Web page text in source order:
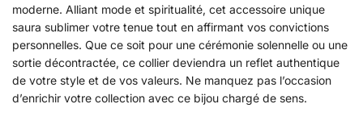
moderne. Alliant mode et spiritualité, cet accessoire unique
saura sublimer votre tenue tout en affirmant vos convictions
personnelles. Que ce soit pour une cérémonie solennelle ou une
sortie décontractée, ce collier deviendra un reflet authentique
de votre style et de vos valeurs. Ne manquez pas l’occasion
d’enrichir votre collection avec ce bijou chargé de sens.